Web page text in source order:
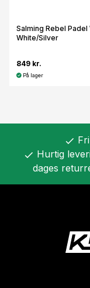
Salming Rebel Padel
White/Silver
849 kr.
På lager
check
check Hurtig
dages